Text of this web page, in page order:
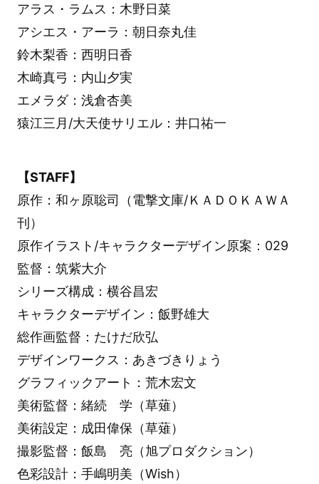
アラス・ラムス：木野日菜
アシエス・アーラ：朝日奈丸佳
鈴木梨香：西明日香
木崎真弓：内山夕実
エメラダ：浅倉杏美
猿江三月/大天使サリエル：井口祐一
【STAFF】
原作：和ヶ原聡司（電撃文庫/ＫＡＤＯＫＡＷＡ
刊）
原作イラスト/キャラクターデザイン原案：029
監督：筑紫大介
シリーズ構成：横谷昌宏
キャラクターデザイン：飯野雄大
総作画監督：たけだ欣弘
デザインワークス：あきづきりょう
グラフィックアート：荒木宏文
美術監督：緒続 学（草薙）
美術設定：成田偉保（草薙）
撮影監督：飯島 亮（旭プロダクション）
色彩設計：手嶋明美（Wish）